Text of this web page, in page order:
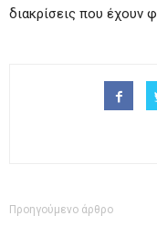
διακρίσεις που έχουν
Προηγούμενο άρθρο